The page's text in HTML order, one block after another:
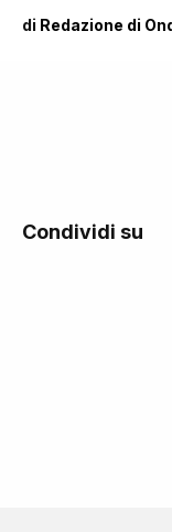
di Redazione di
Condividi su